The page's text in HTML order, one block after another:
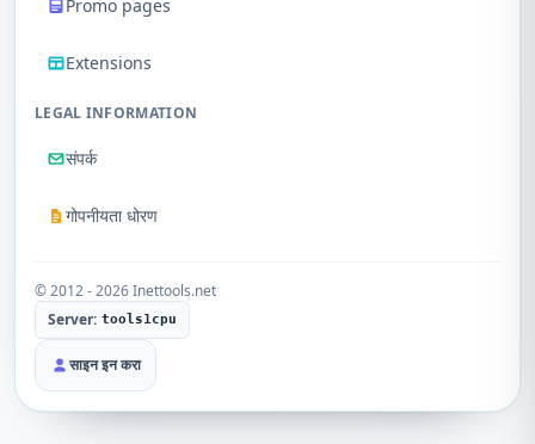
Promo pages
Extensions
LEGAL INFORMATION
संपर्क
गोपनीयता धोरण
© 2012 - 2026 Inettools.net
Server: tools1cpu
साइन इन करा